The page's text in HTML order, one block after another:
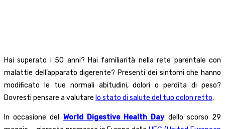
Hai superato i 50 anni? Hai familiarità nella rete parentale con
malattie dell’apparato digerente? Presenti dei sintomi che hanno
modificato le tue normali abitudini, dolori o perdita di peso?
Dovresti pensare a valutare lo stato di salute del tuo colon retto.
In occasione del World Digestive Health Daydello scorso 29